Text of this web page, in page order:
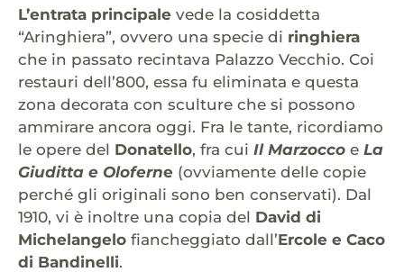
L’entrata principale vede la cosiddetta
“Aringhiera”, ovvero una specie di ringhiera
che in passato recintava Palazzo Vecchio. Coi
restauri dell’800, essa fu eliminata e questa
zona decorata con sculture che si possono
ammirare ancora oggi. Fra le tante, ricordiamo
le opere del Donatello, fra cui Il Marzocco e La
Giuditta e Oloferne (ovviamente delle copie
perché gli originali sono ben conservati). Dal
1910, vi è inoltre una copia del David di
Michelangelo fiancheggiato dall’Ercole e Caco
di Bandinelli.